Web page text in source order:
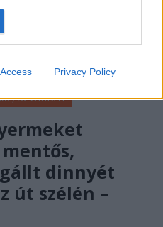
Privacy Policy
SZOMBAT
dinnyét
út szélén –